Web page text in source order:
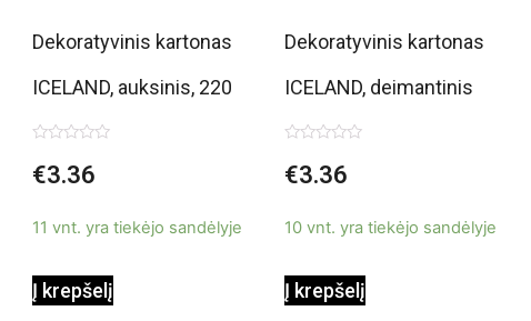
Dekoratyvinis kartonas
ICELAND, auksinis, 220
g/m2, A4, 20 lapų
0
iš
€3.36
11 vnt. yra tiekėjo sandėlyje
Į krepšelį
Dekoratyvinis kartonas
ICELAND, deimantinis
baltas, 220 g/m2, A4, 20
lapų
0
iš
€3.36
10 vnt. yra tiekėjo sandėlyje
Į krepšelį